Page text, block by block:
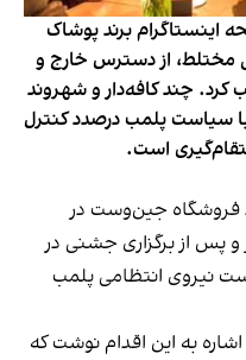
اینستاگرام برند پوشاک
مختلط، از دسترس خارج و
کرد. چند کافه‌‌دار و شهروند
سیاست پلمب درصدد کنترل
است.
فروشگاه جین‌وست در
تهران، شنبه ۱۹ مهر و پس از برگزاری جشنی در
نیروی انتظامی پلمب
به این اقدام نوشت که